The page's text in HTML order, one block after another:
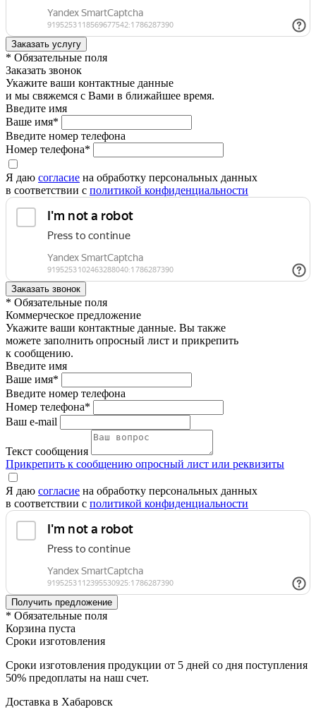
* Обязательные поля
Заказать звонок
Укажите ваши контактные данные
и мы свяжемся с Вами в ближайшее время.
Введите имя
Ваше имя*
Введите номер телефона
Номер телефона*
Я даю согласие на обработку персональных данных
в соответствии с политикой конфиденциальности
* Обязательные поля
Коммерческое предложение
Укажите ваши контактные данные. Вы также
можете заполнить опросный лист и прикрепить
к сообщению.
Введите имя
Ваше имя*
Введите номер телефона
Номер телефона*
Ваш e-mail
Текст сообщения
Прикрепить к сообщению опросный лист или реквизиты
Я даю согласие на обработку персональных данных
в соответствии с политикой конфиденциальности
* Обязательные поля
Корзина пуста
Сроки изготовления
Сроки изготовления продукции от 5 дней со дня поступления
50% предоплаты на наш счет.
Доставка в Хабаровск